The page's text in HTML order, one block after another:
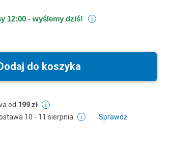
12:00 - wyślemy dziś!
do koszyka
od 199 zł
10 - 11 sierpnia Sprawdź